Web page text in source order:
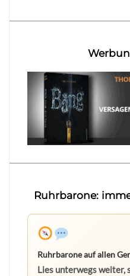
Ruhrbarone:
Ruhrbarone auf allen
Lies unterwegs weiter,